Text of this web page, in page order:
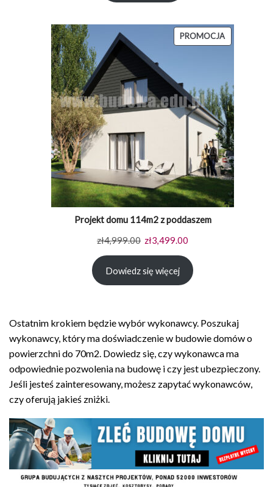
zł4,999.00
PROMOCJAPRODUKT
Projekt domu 114m2 z poddaszem
zł4,999.00 Pierwotna
cena
wynosiła:
zł4,999.00.
zł3,499.00
wynosi:
Dowiedz się więcej
Ostatnim krokiem będzie wybór wykonawcy. Poszukaj
wykonawcy, który ma doświadczenie w budowie domów o
powierzchni do 70m2. Dowiedz się, czy wykonawca ma
odpowiednie pozwolenia na budowę i czy jest ubezpieczony.
Jeśli jesteś zainteresowany, możesz zapytać wykonawców,
czy oferują jakieś zniżki.